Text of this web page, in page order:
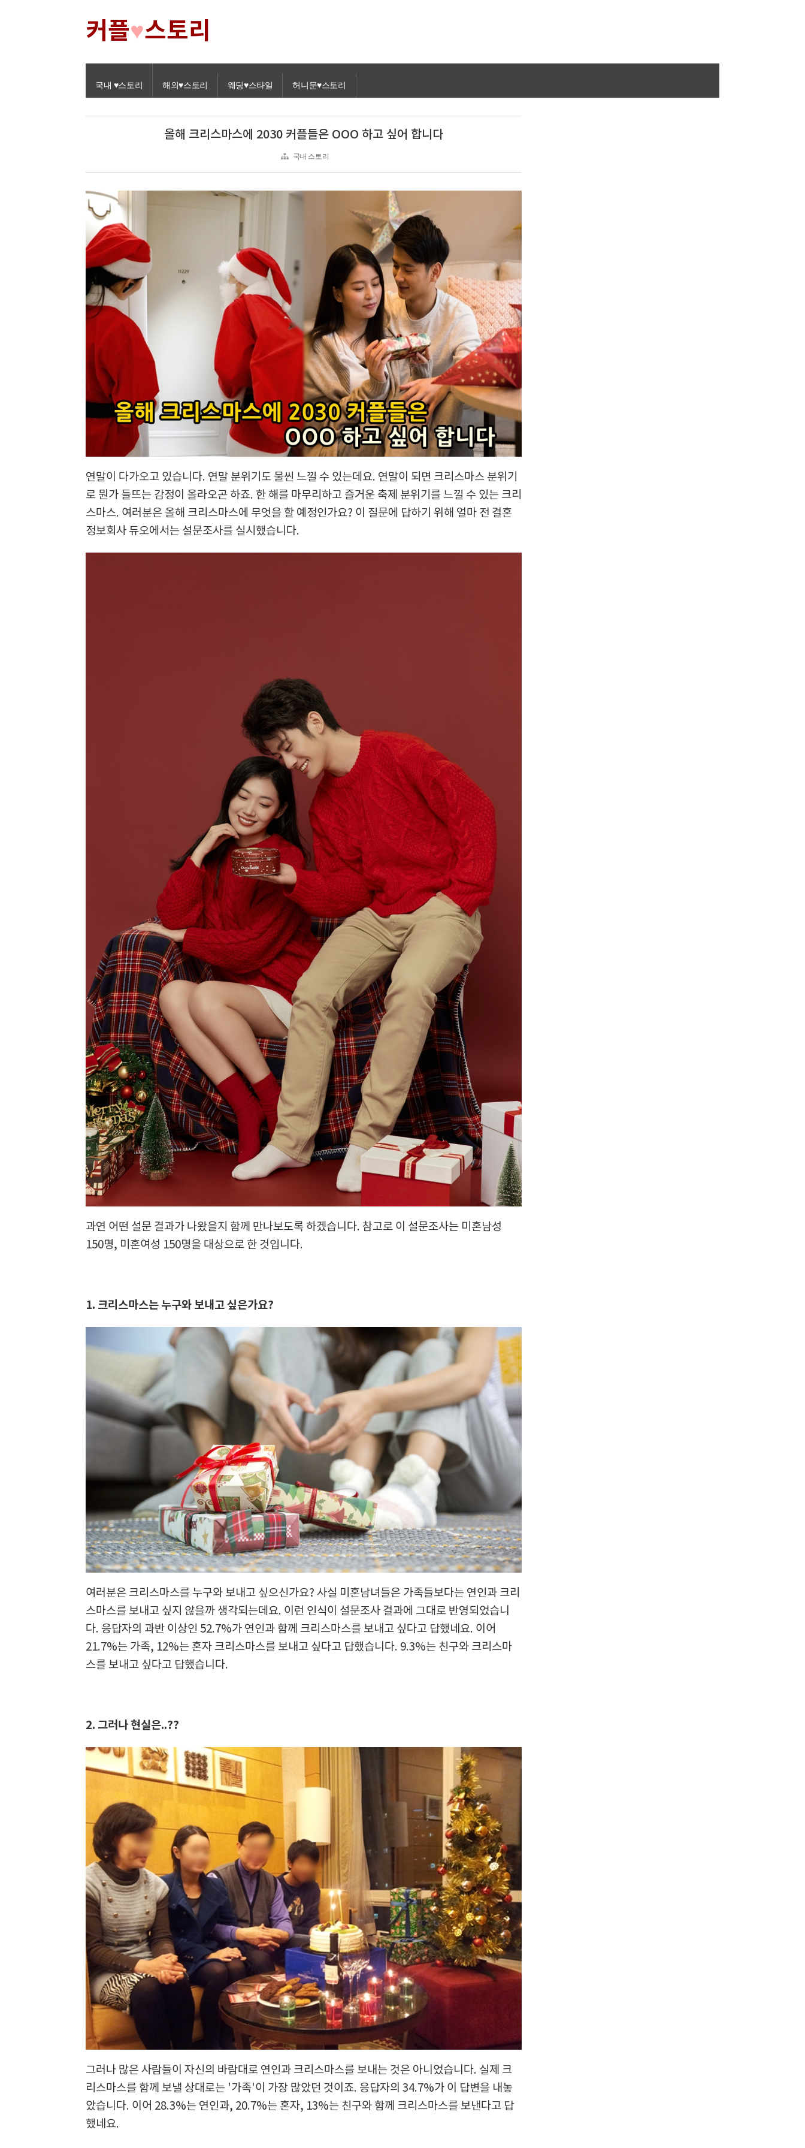
커플♥스토리
국내 ♥스토리 해외♥스토리 웨딩♥스타일 허니문♥스토리
올해 크리스마스에 2030 커플들은 OOO 하고 싶어 합니다
국내 스토리
연말이 다가오고 있습니다. 연말 분위기도 물씬 느낄 수 있는데요. 연말이 되면 크리스마스 분위기
로 뭔가 들뜨는 감정이 올라오곤 하죠. 한 해를 마무리하고 즐거운 축제 분위기를 느낄 수 있는 크리
스마스. 여러분은 올해 크리스마스에 무엇을 할 예정인가요? 이 질문에 답하기 위해 얼마 전 결혼
정보회사 듀오에서는 설문조사를 실시했습니다.
과연 어떤 설문 결과가 나왔을지 함께 만나보도록 하겠습니다. 참고로 이 설문조사는 미혼남성
150명, 미혼여성 150명을 대상으로 한 것입니다.
1. 크리스마스는 누구와 보내고 싶은가요?
여러분은 크리스마스를 누구와 보내고 싶으신가요? 사실 미혼남녀들은 가족들보다는 연인과 크리
스마스를 보내고 싶지 않을까 생각되는데요. 이런 인식이 설문조사 결과에 그대로 반영되었습니
다. 응답자의 과반 이상인 52.7%가 연인과 함께 크리스마스를 보내고 싶다고 답했네요. 이어
21.7%는 가족, 12%는 혼자 크리스마스를 보내고 싶다고 답했습니다. 9.3%는 친구와 크리스마
스를 보내고 싶다고 답했습니다.
2. 그러나 현실은..??
그러나 많은 사람들이 자신의 바람대로 연인과 크리스마스를 보내는 것은 아니었습니다. 실제 크
리스마스를 함께 보낼 상대로는 '가족'이 가장 많았던 것이죠. 응답자의 34.7%가 이 답변을 내놓
았습니다. 이어 28.3%는 연인과, 20.7%는 혼자, 13%는 친구와 함께 크리스마스를 보낸다고 답
했네요.